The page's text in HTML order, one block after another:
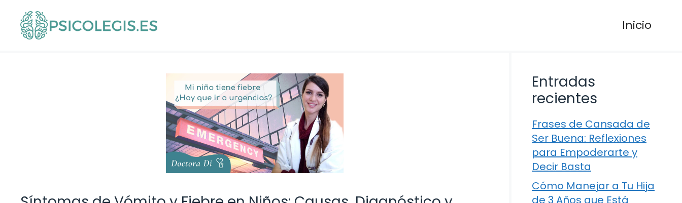
contenido
Inicio
Entradas
recientes
Frases de Cansada de
Ser Buena: Reflexiones
para Empoderarte y
Decir Basta
Cómo Manejar a Tu Hija
de 3 Años que Está